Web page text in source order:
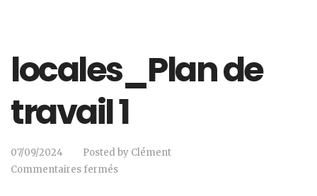
locales_Plan de
travail 1
07/09/2024 Posted by Clément
Commentaires fermés